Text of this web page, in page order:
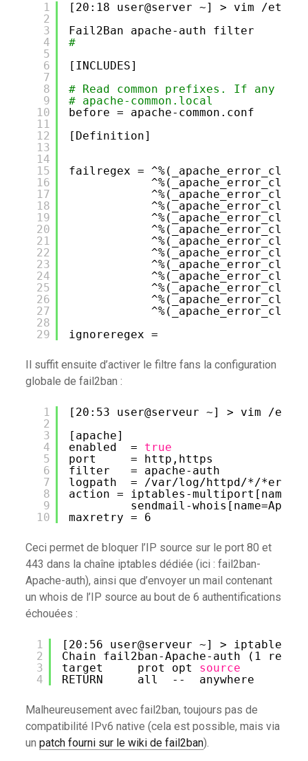
1
2
3
4
5
6
7
8
9
10
11
12
13
14
15
16
17
18
19
20
21
22
23
24
25
26
27
28
29
[20:18 user@server ~] > vim /etc/
Fail2Ban apache-auth filter
#
[INCLUDES]
# Read common prefixes. If any
# apache-common.local
before = apache-common.conf
[Definition]
failregex =
ignoreregex =
Il suffit ensuite d’activer le filtre fans la configuration
globale de fail2ban :
1
2
3
4
5
6
7
8
9
10
[20:53 user@serveur ~] > vim /etc/
[apache]
enabled  = true
port     = http,https
filter   = apache-auth
logpath  = /var/log/httpd/*/
action = iptables-
sendmail-
maxretry = 6
Ceci permet de bloquer l’IP source sur le port 80 et
443 dans la chaîne iptables dédiée (ici : fail2ban-
Apache-auth), ainsi que d’envoyer un mail contenant
un whois de l’IP source au bout de 6 authentifications
échouées :
1
2
3
4
[20:56 user@serveur ~] > iptables -
Chain fail2ban-Apache-auth (1
target     prot opt source
RETURN     all  --  anywhere
Malheureusement avec fail2ban, toujours pas de
compatibilité IPv6 native (cela est possible, mais via
unpatch fourni sur le wiki de fail2ban).